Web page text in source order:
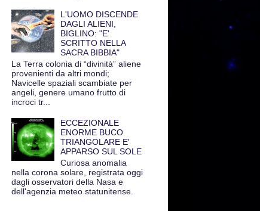
L'UOMO DISCENDE
DAGLI ALIENI,
BIGLINO: "E'
SCRITTO NELLA
SACRA BIBBIA"
La Terra colonia di “divinità” aliene
provenienti da altri mondi;
Navicelle spaziali scambiate per
angeli, genere umano frutto di
incroci tr...
ECCEZIONALE
ENORME BUCO
TRIANGOLARE E'
APPARSO SUL SOLE
Curiosa anomalia
nella corona solare, registrata oggi
dagli osservatori della Nasa e
dell'agenzia meteo statunitense.